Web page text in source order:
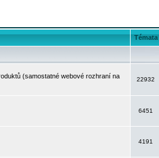
Témata
(samostatné webové rozhraní na
22932
6451
4191